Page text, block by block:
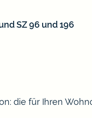
SZ 96 und 196
die für Ihren